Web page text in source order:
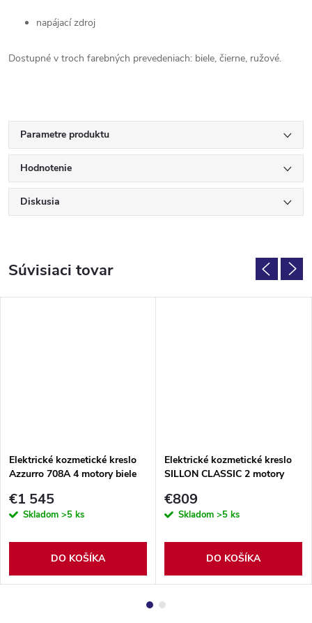
napájacízdroj
Dostupné v troch farebných prevedeniach: biele, čierne, ružové.
Parametre produktu
Hodnotenie
Diskusia
Súvisiaci tovar
Elektrické kozmetické kreslo
Azzurro 708A 4 motory biele
€1 545
Skladom >5 ks
DO KOŠÍKA
Elektrické kozmetické kreslo
SILLON CLASSIC 2 motory
€809
Skladom >5 ks
DO KOŠÍKA